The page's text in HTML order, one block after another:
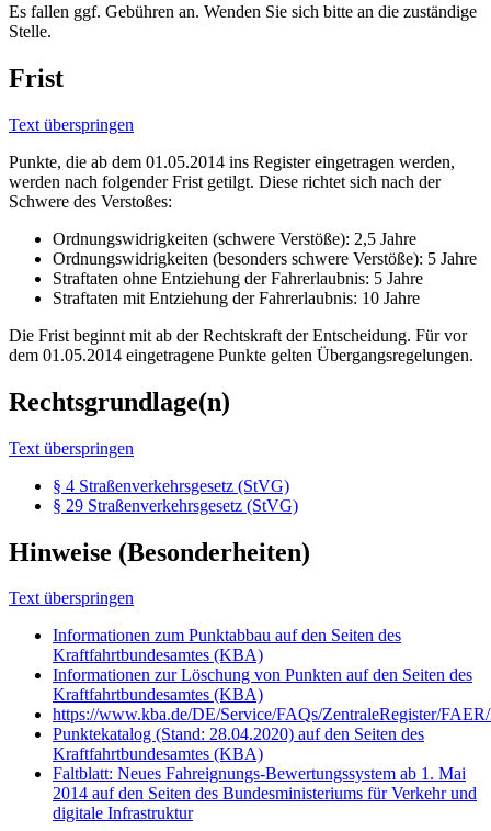
Es fallen ggf. Gebühren an. Wenden Sie sich bitte an die zuständige
Stelle.
Frist
Text überspringen
Punkte, die ab dem 01.05.2014 ins Register eingetragen werden,
werden nach folgender Frist getilgt. Diese richtet sich nach der
Schwere des Verstoßes:
Ordnungswidrigkeiten (schwere Verstöße): 2,5 Jahre
Ordnungswidrigkeiten (besonders schwere Verstöße): 5 Jahre
Straftaten ohne Entziehung der Fahrerlaubnis: 5 Jahre
Straftaten mit Entziehung der Fahrerlaubnis: 10 Jahre
Die Frist beginnt mit ab der Rechtskraft der Entscheidung. Für vor
dem 01.05.2014 eingetragene Punkte gelten Übergangsregelungen.
Rechtsgrundlage(n)
Text überspringen
§ 4 Straßenverkehrsgesetz (StVG)
§ 29 Straßenverkehrsgesetz (StVG)
Hinweise (Besonderheiten)
Text überspringen
Informationen zum Punktabbau auf den Seiten des
Kraftfahrtbundesamtes (KBA)
Informationen zur Löschung von Punkten auf den Seiten des
Kraftfahrtbundesamtes (KBA)
https://www.kba.de/DE/Service/FAQs/ZentraleRegister/
Punktekatalog (Stand: 28.04.2020) auf den Seiten des
Kraftfahrtbundesamtes (KBA)
Faltblatt: Neues Fahreignungs-Bewertungssystem ab 1. Mai
2014 auf den Seiten des Bundesministeriums für Verkehr und
digitale Infrastruktur